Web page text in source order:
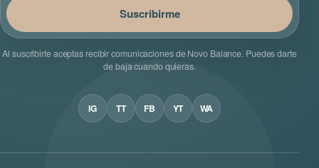
Suscribirme
Al suscribirte aceptas recibir comunicaciones de Novo Balance. Puedes darte
de baja cuando quieras.
IG TT FB YT WA